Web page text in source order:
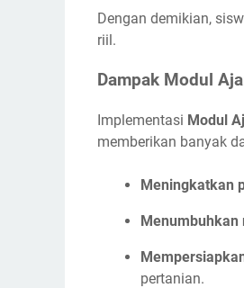
Dengan demikian,
riil.
Dampak Modul
Implementasi Modul
memberikan banyak
Meningkatkan
Menumbuhkan
pertanian.